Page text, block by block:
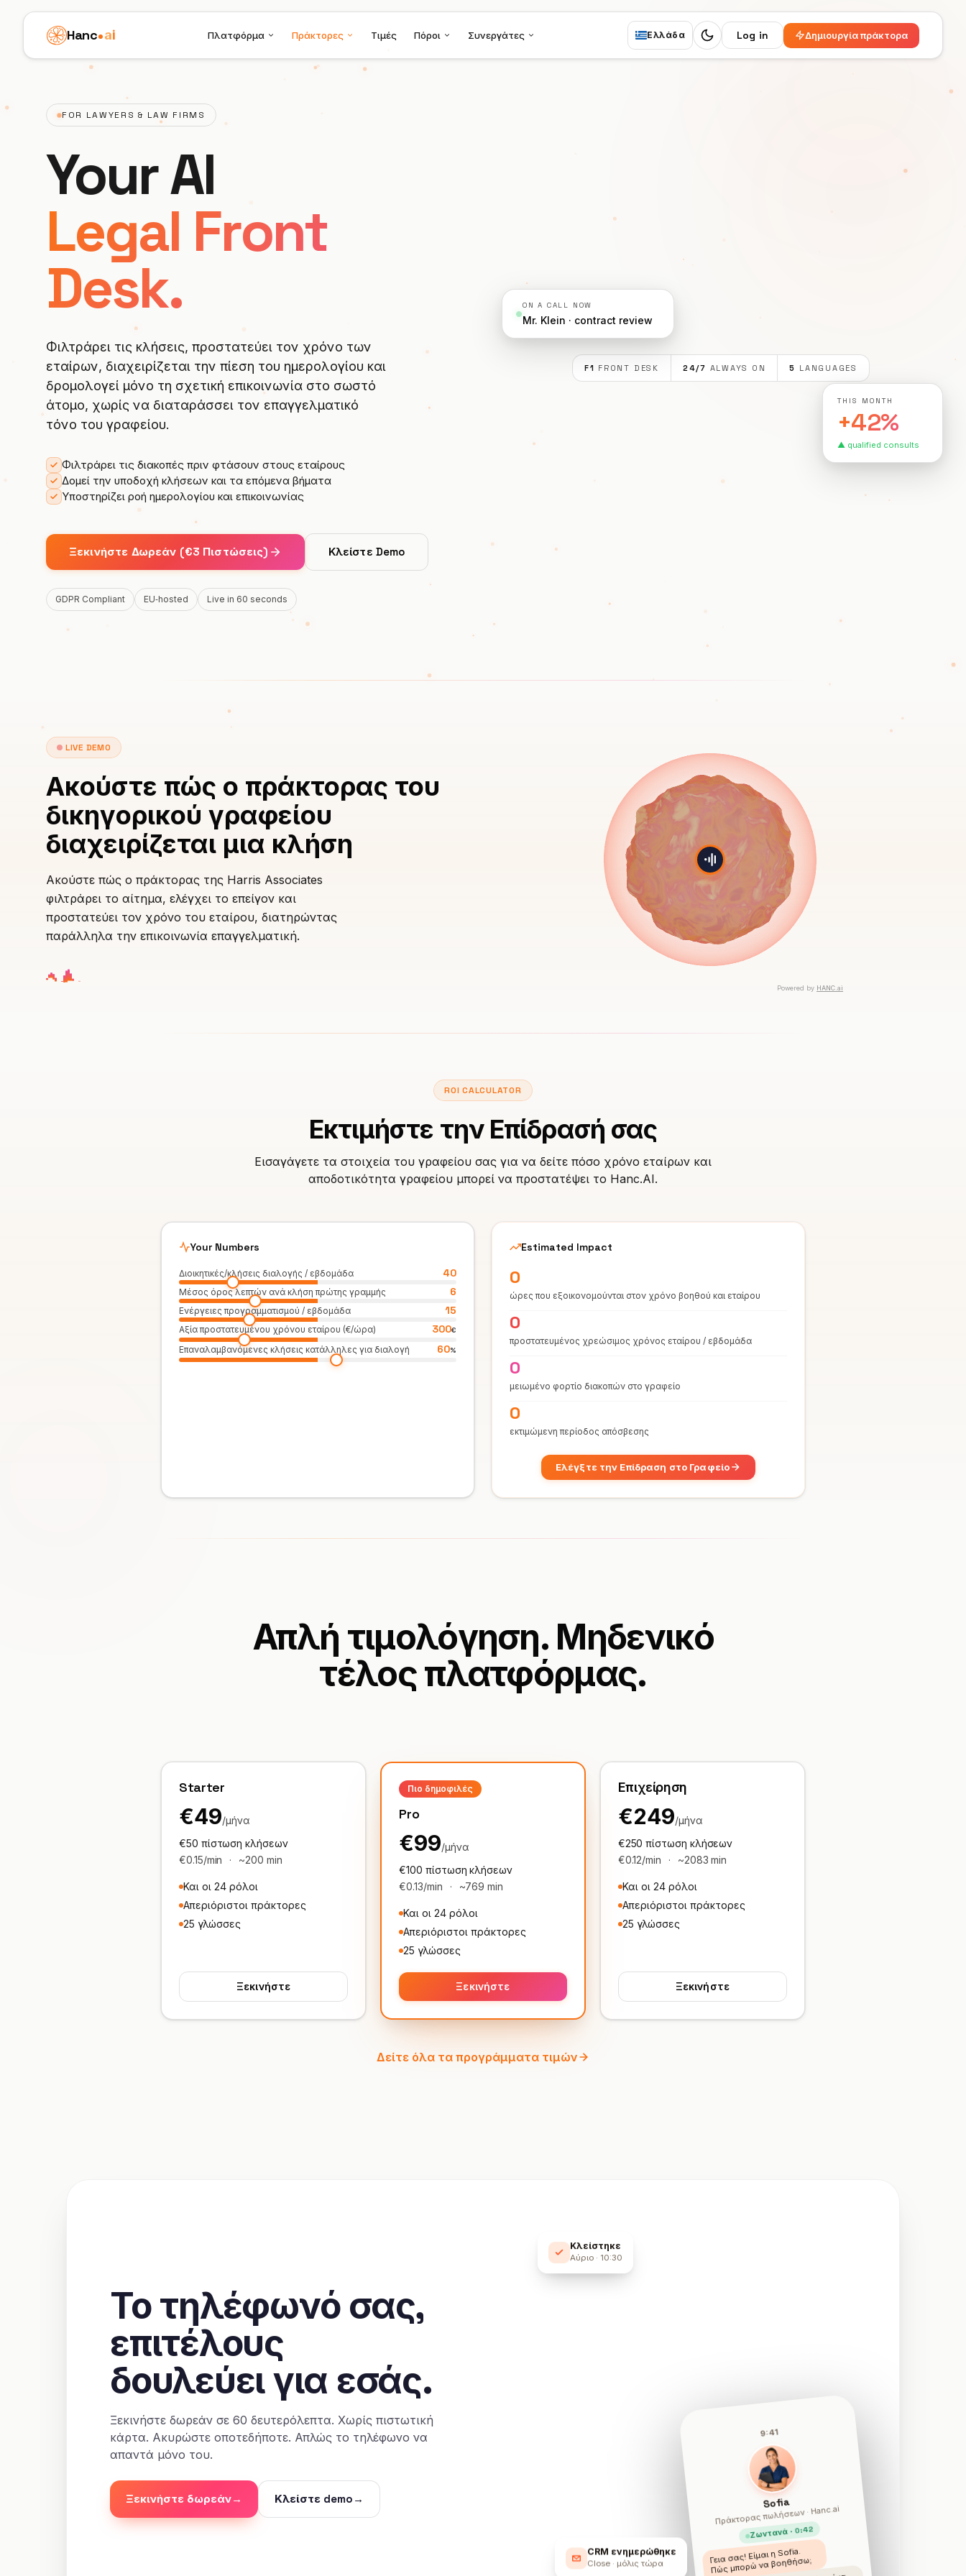
Hanc ai Πλατφόρμα Πράκτορες Τιμές Πόροι Συνεργάτες Ελλάδα
Switch to dark mode
Log in Δημιουργία πράκτορα
FOR LAWYERS & LAW FIRMS
Your AI
Legal Front
Desk.
Φιλτράρει τις κλήσεις, προστατεύει τον χρόνο των
εταίρων, διαχειρίζεται την πίεση του ημερολογίου και
δρομολογεί μόνο τη σχετική επικοινωνία στο σωστό
άτομο, χωρίς να διαταράσσει τον επαγγελματικό
τόνο του γραφείου.
Φιλτράρει τις διακοπές πριν φτάσουν στους εταίρους
Δομεί την υποδοχή κλήσεων και τα επόμενα βήματα
Υποστηρίζει ροή ημερολογίου και επικοινωνίας
Ξεκινήστε Δωρεάν (€3 Πιστώσεις) Κλείστε Demo
GDPR Compliant EU‑hosted Live in 60 seconds
THIS MONTH
+42%
▲ qualified consults
ON A CALL NOW
Mr. Klein · contract review
F1 FRONT DESK 24/7 ALWAYS ON 5 LANGUAGES
LIVE DEMO
Ακούστε πώς ο πράκτορας του
δικηγορικού γραφείου
διαχειρίζεται μια κλήση
Ακούστε πώς ο πράκτορας της Harris Associates
φιλτράρει το αίτημα, ελέγχει το επείγον και
προστατεύει τον χρόνο του εταίρου, διατηρώντας
παράλληλα την επικοινωνία επαγγελματική.
ROI CALCULATOR
Εκτιμήστε την Επίδρασή σας
Εισαγάγετε τα στοιχεία του γραφείου σας για να δείτε πόσο χρόνο εταίρων και
αποδοτικότητα γραφείου μπορεί να προστατέψει το Hanc.AI.
Your Numbers
Διοικητικές/κλήσεις διαλογής / εβδομάδα 40
Μέσος όρος λεπτών ανά κλήση πρώτης γραμμής 6
Ενέργειες προγραμματισμού / εβδομάδα 15
Αξία προστατευμένου χρόνου εταίρου (€/ώρα) 300€
Επαναλαμβανόμενες κλήσεις κατάλληλες για διαλογή 60%
Estimated Impact
0
ώρες που εξοικονομούνται στον χρόνο βοηθού και εταίρου
0
προστατευμένος χρεώσιμος χρόνος εταίρου / εβδομάδα
0
μειωμένο φορτίο διακοπών στο γραφείο
0
εκτιμώμενη περίοδος απόσβεσης
Ελέγξτε την Επίδραση στο Γραφείο
Απλή τιμολόγηση. Μηδενικό
τέλος πλατφόρμας.
Starter
€49/μήνα
€50 πίστωση κλήσεων
€0.15/min
· ~200 min
Και οι 24 ρόλοι
Απεριόριστοι πράκτορες
25 γλώσσες
Ξεκινήστε
Πιο δημοφιλές
Pro
€99/μήνα
€100 πίστωση κλήσεων
€0.13/min
· ~769 min
Και οι 24 ρόλοι
Απεριόριστοι πράκτορες
25 γλώσσες
Ξεκινήστε
Επιχείρηση
€249/μήνα
€250 πίστωση κλήσεων
€0.12/min
· ~2083 min
Και οι 24 ρόλοι
Απεριόριστοι πράκτορες
25 γλώσσες
Ξεκινήστε
Δείτε όλα τα προγράμματα τιμών
Το τηλέφωνό σας,
επιτέλους
δουλεύει για εσάς.
Ξεκινήστε δωρεάν σε 60 δευτερόλεπτα. Χωρίς πιστωτική
κάρτα. Ακυρώστε οποτεδήποτε. Απλώς το τηλέφωνο να
απαντά μόνο του.
Ξεκινήστε δωρεάν→ Κλείστε demo →
Κλείστηκε
Αύριο · 10:30
CRM ενημερώθηκε
Close · μόλις τώρα
9:41
Sofia
Πράκτορας πωλήσεων · Hanc.ai
Ζωντανά · 0:42
Γεια σας! Είμαι η Sofia.
Πώς μπορώ να βοηθήσω;